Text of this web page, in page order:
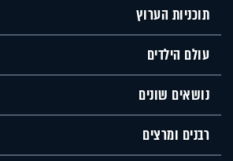
תוכניות הערוץ
עולם הילדים
נושאים שונים
רבנים ומרצים